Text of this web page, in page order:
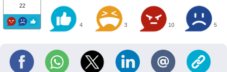
22
4 3 10 5